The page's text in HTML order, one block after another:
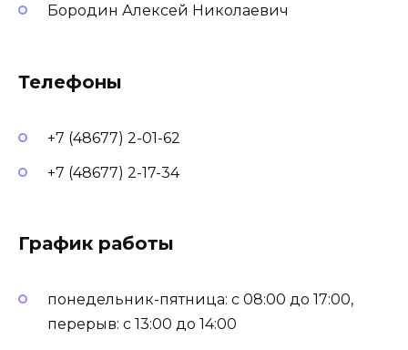
Бородин Алексей Николаевич
Телефоны
+7 (48677) 2-01-62
+7 (48677) 2-17-34
График работы
понедельник-пятница: с 08:00 до 17:00,
перерыв: с 13:00 до 14:00